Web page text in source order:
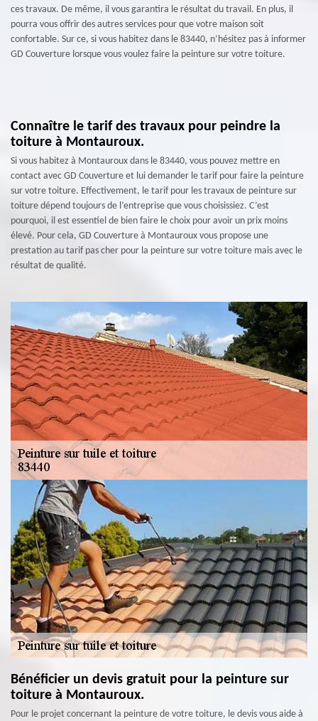
ces travaux. De même, il vous garantira le résultat du travail. En plus, il
pourra vous offrir des autres services pour que votre maison soit
confortable. Sur ce, si vous habitez dans le 83440, n’hésitez pas à informer
GD Couverture lorsque vous voulez faire la peinture sur votre toiture.
Connaître le tarif des travaux pour peindre la
toiture à Montauroux.
Si vous habitez à Montauroux dans le 83440, vous pouvez mettre en
contact avec GD Couverture et lui demander le tarif pour faire la peinture
sur votre toiture. Effectivement, le tarif pour les travaux de peinture sur
toiture dépend toujours de l’entreprise que vous choisissiez. C’est
pourquoi, il est essentiel de bien faire le choix pour avoir un prix moins
élevé. Pour cela, GD Couverture à Montauroux vous propose une
prestation au tarif pas cher pour la peinture sur votre toiture mais avec le
résultat de qualité.
Bénéficier un devis gratuit pour la peinture sur
toiture à Montauroux.
Pour le projet concernant la peinture de votre toiture, le devis vous aide à